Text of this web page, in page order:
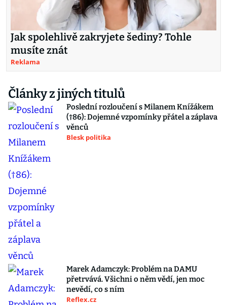
Jak spolehlivě zakryjete šediny? Tohle
musíte znát
Reklama
Články z jiných titulů
Poslední rozloučení s Milanem Knížákem
(†86): Dojemné vzpomínky přátel a záplava
věnců
Blesk politika
Marek Adamczyk: Problém na DAMU
přetrvává. Všichni o něm vědí, jen moc
nevědí, co s ním
Reflex.cz